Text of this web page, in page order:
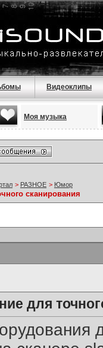
Видеоклипы
Моя музыка
> РАЗНОЕ > Юмор
сканирования
для